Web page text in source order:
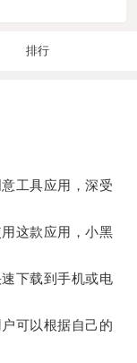
排行
工具应用，深受
这款应用，小黑
下载到手机或电
可以根据自己的